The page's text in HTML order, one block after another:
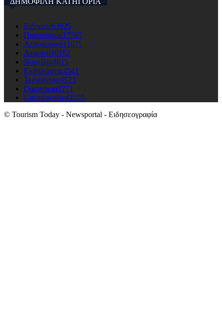
Ειδησεις63925
Προορισμοι17595
Αεροπορικά11075
Διαμονη10162
Ναυτιλια4815
Εκδηλώσεις4541
Τεχνολογια4523
Οικονομια3771
Uncategorised2555
© Tourism Today - Newsportal - Ειδησεογραφία